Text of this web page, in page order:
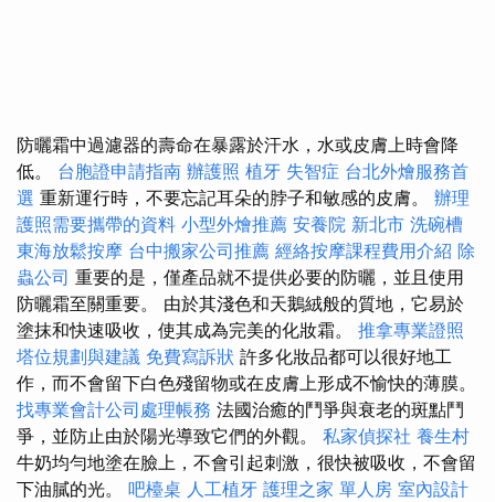
防曬霜中過濾器的壽命在暴露於汗水，水或皮膚上時會降
低。 台胞證申請指南 辦護照 植牙 失智症 台北外燴服務首
選 重新運行時，不要忘記耳朵的脖子和敏感的皮膚。 辦理
護照需要攜帶的資料 小型外燴推薦 安養院 新北市 洗碗槽
東海放鬆按摩 台中搬家公司推薦 經絡按摩課程費用介紹 除
蟲公司 重要的是，僅產品就不提供必要的防曬，並且使用
防曬霜至關重要。 由於其淺色和天鵝絨般的質地，它易於
塗抹和快速吸收，使其成為完美的化妝霜。 推拿專業證照
塔位規劃與建議 免費寫訴狀 許多化妝品都可以很好地工
作，而不會留下白色殘留物或在皮膚上形成不愉快的薄膜。
找專業會計公司處理帳務 法國治癒的鬥爭與衰老的斑點鬥
爭，並防止由於陽光導致它們的外觀。 私家偵探社 養生村
牛奶均勻地塗在臉上，不會引起刺激，很快被吸收，不會留
下油膩的光。 吧檯桌 人工植牙 護理之家 單人房 室內設計